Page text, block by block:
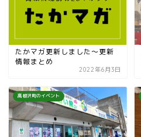
たかマガ更新しました〜更新
情報まとめ
2022年6月3日
高根沢町のイベント